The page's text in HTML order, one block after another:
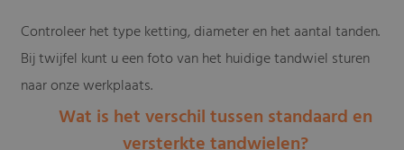
Controleer het type ketting, diameter en het aantal tanden.
Bij twijfel kunt u een foto van het huidige tandwiel sturen
naar onze werkplaats.
Wat is het verschil tussen standaard en